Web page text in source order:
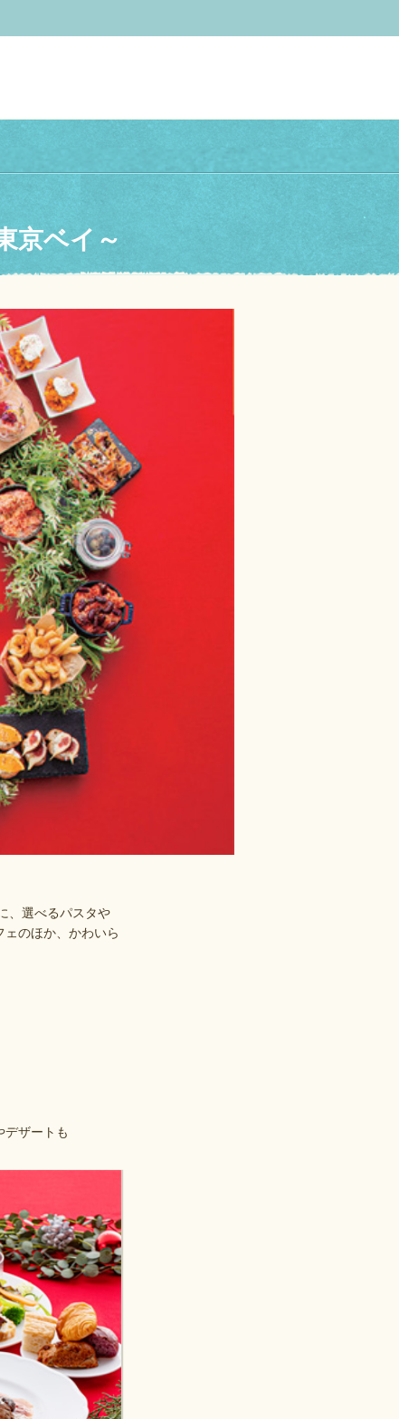
京ベイ～
、選べるパスタや
のほか、かわいら
デザートも